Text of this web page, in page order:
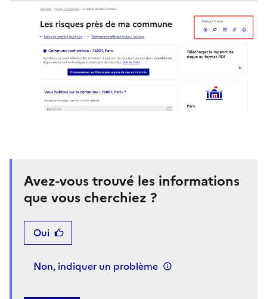
Avez-vous trouvé les informations
que vous cherchiez ?
Oui
Non, indiquer un problème